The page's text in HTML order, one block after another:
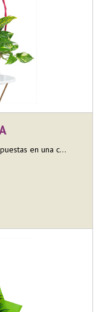
en una c...